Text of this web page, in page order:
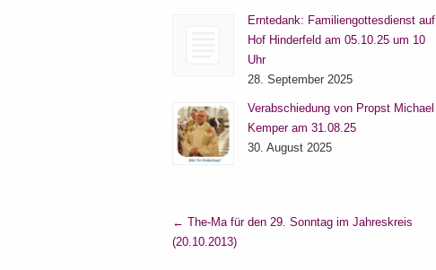
Erntedank: Familiengottesdienst auf
Hof Hinderfeld am 05.10.25 um 10
Uhr
28. September 2025
Verabschiedung von Propst Michael
Kemper am 31.08.25
30. August 2025
← The-Ma für den 29. Sonntag im Jahreskreis
(20.10.2013)